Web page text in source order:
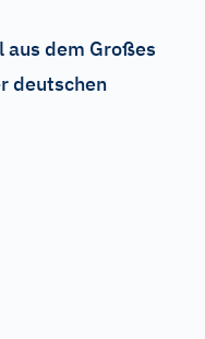
dem Großes
deutschen